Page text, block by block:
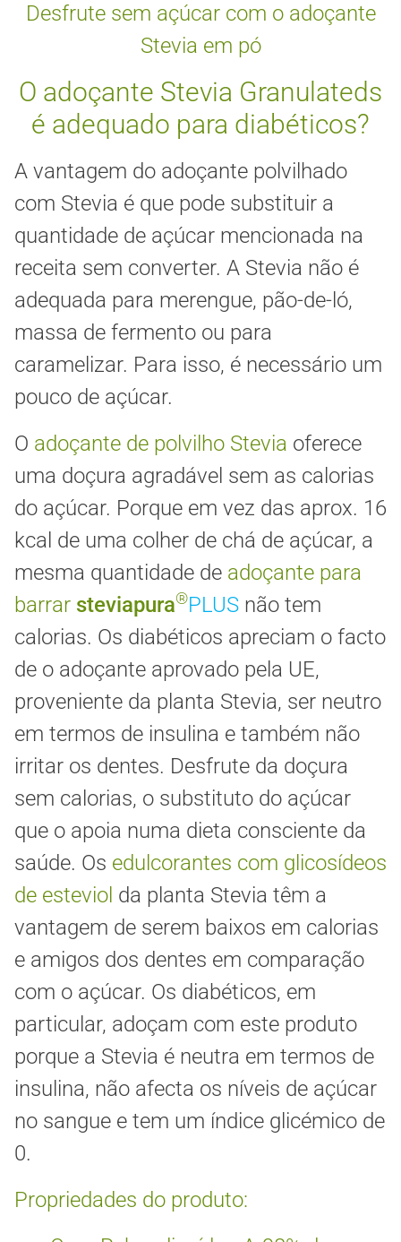
Desfrute sem açúcar com o adoçante
Stevia em pó
O adoçante Stevia Granulateds
é adequado para diabéticos?
A vantagem do adoçante polvilhado
com Stevia é que pode substituir a
quantidade de açúcar mencionada na
receita sem converter. A Stevia não é
adequada para merengue, pão-de-ló,
massa de fermento ou para
caramelizar. Para isso, é necessário um
pouco de açúcar.
O adoçante de polvilho Stevia oferece
uma doçura agradável sem as calorias
do açúcar. Porque em vez das aprox. 16
kcal de uma colher de chá de açúcar, a
mesma quantidade de adoçante para
barrar steviapura®PLUS não tem
calorias. Os diabéticos apreciam o facto
de o adoçante aprovado pela UE,
proveniente da planta Stevia, ser neutro
em termos de insulina e também não
irritar os dentes. Desfrute da doçura
sem calorias, o substituto do açúcar
que o apoia numa dieta consciente da
saúde. Os edulcorantes com glicosídeos
de esteviol da planta Stevia têm a
vantagem de serem baixos em calorias
e amigos dos dentes em comparação
com o açúcar. Os diabéticos, em
particular, adoçam com este produto
porque a Stevia é neutra em termos de
insulina, não afecta os níveis de açúcar
no sangue e tem um índice glicémico de
0.
Propriedades do produto: